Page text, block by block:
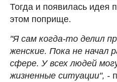
Тогда и появилась идея
этом поприще.
"Я сам когда-то делил
женские. Пока не начал
сфере. У всех людей
жизненные ситуации", -